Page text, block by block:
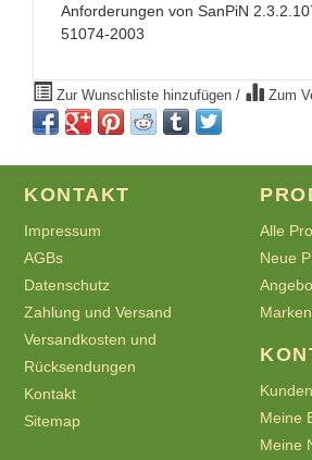
Anforderungen von SanPiN
51074-2003
Zur Wunschliste hinzufügen / Zum
KONTAKT
Impressum
AGBs
Datenschutz
Zahlung und Versand
Versandkosten und
Rücksendungen
Kontakt
Sitemap
Alle
Neue
Marken
Meine
Meine